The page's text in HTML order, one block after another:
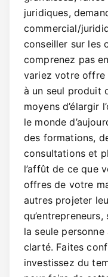
juridiques,
commercial/
conseiller sur les
comprenez pas
variez votre offre
à un seul produit
moyens d’élargir
le monde
des formations,
consultations et
l’affût de ce que
offres de votre
autres projeter
la seule
clarté. Faites
investissez du